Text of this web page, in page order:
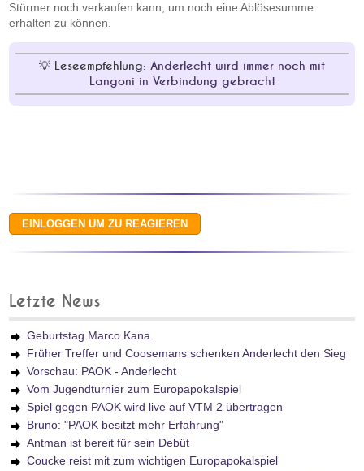
Stürmer noch verkaufen kann, um noch eine Ablösesumme
erhalten zu können.
Leseempfehlung: Anderlecht wird immer noch mit
Langoni in Verbindung gebracht
Letzte News
Geburtstag Marco Kana
Früher Treffer und Coosemans schenken Anderlecht den Sieg
Vorschau: PAOK - Anderlecht
Vom Jugendturnier zum Europapokalspiel
Spiel gegen PAOK wird live auf VTM 2 übertragen
Bruno: "PAOK besitzt mehr Erfahrung"
Antman ist bereit für sein Debüt
Coucke reist mit zum wichtigen Europapokalspiel